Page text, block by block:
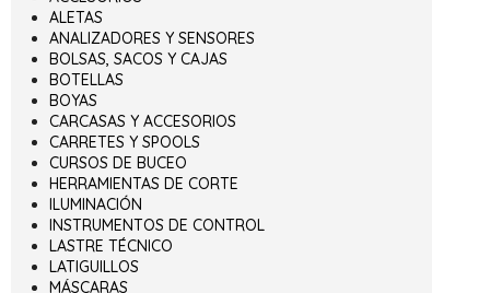
ALETAS
ANALIZADORES Y SENSORES
BOLSAS, SACOS Y CAJAS
BOTELLAS
BOYAS
CARCASAS Y ACCESORIOS
CARRETES Y SPOOLS
CURSOS DE BUCEO
HERRAMIENTAS DE CORTE
ILUMINACIÓN
INSTRUMENTOS DE CONTROL
LASTRE TÉCNICO
LATIGUILLOS
MÁSCARAS